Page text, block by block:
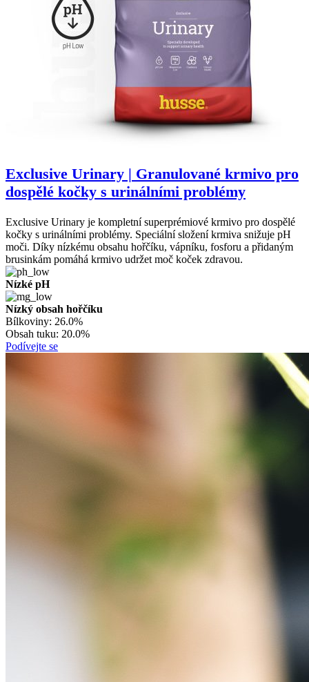
Exclusive Urinary | Granulované krmivo pro
dospělé kočky s urinálními problémy
Exclusive Urinary je kompletní superprémiové krmivo pro dospělé
kočky s urinálními problémy. Speciální složení krmiva snižuje pH
moči. Díky nízkému obsahu hořčíku, vápníku, fosforu a přidaným
brusinkám pomáhá krmivo udržet moč koček zdravou.
Nízké pH
Nízký obsah hořčíku
Bílkoviny: 26.0%
Obsah tuku: 20.0%
Podívejte se